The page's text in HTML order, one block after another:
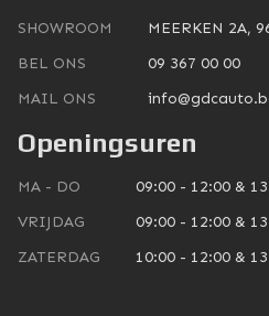
SHOWROOM
MEERKEN 2A,
BEL ONS
09 367 00 00
MAIL ONS
Openingsuren
MA - DO
09:00 - 12:00 &
VRIJDAG
09:00 - 12:00 &
ZATERDAG
10:00 - 12:00 &